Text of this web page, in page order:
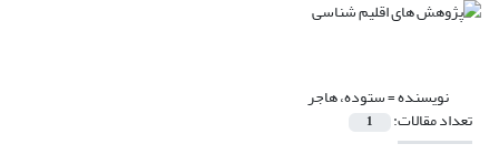
نویسنده =ستوده، هاجر
تعداد مقالات: 1